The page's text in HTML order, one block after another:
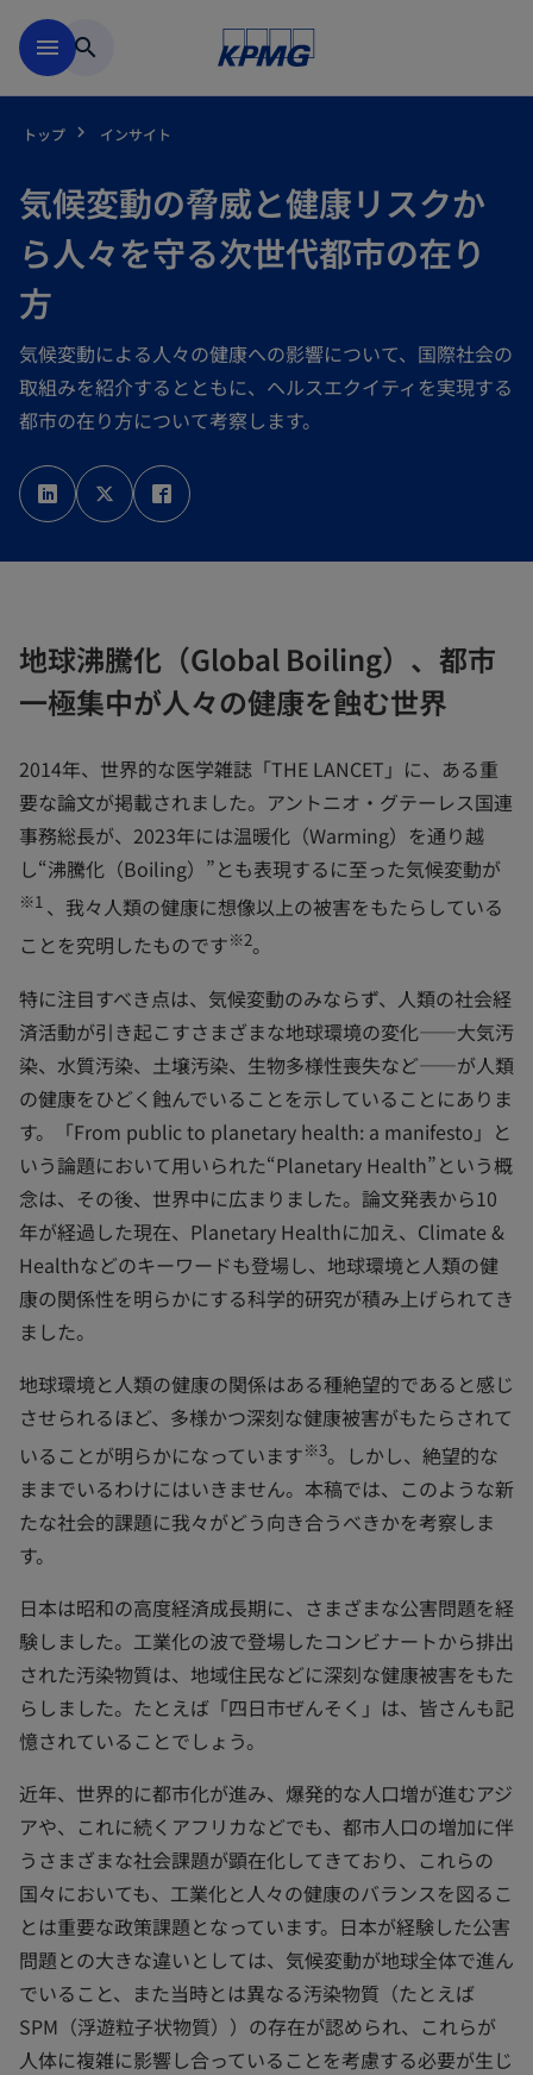
menu search
トップ インサイト
気候変動の脅威と健康リスクか
ら人々を守る次世代都市の在り
方
気候変動による人々の健康への影響について、国際社会の
取組みを紹介するとともに、ヘルスエクイティを実現する
都市の在り方について考察します。
新
し
い
タ
新
し
い
タ
し
い
地球沸騰化（Global Boiling）、都市
一極集中が人々の健康を蝕む世界
2014年、世界的な医学雑誌「THE LANCET」に、ある重
要な論文が掲載されました。アントニオ・グテーレス国連
事務総長が、2023年には温暖化（Warming）を通り越
し“沸騰化（Boiling）”とも表現するに至った気候変動が
※1 、我々人類の健康に想像以上の被害をもたらしている
ことを究明したものです※2。
特に注目すべき点は、気候変動のみならず、人類の社会経
済活動が引き起こすさまざまな地球環境の変化――大気汚
染、水質汚染、土壌汚染、生物多様性喪失など――が人類
の健康をひどく蝕んでいることを示していることにありま
す。「From public to planetary health: a manifesto」と
いう論題において用いられた“Planetary Health”という概
念は、その後、世界中に広まりました。論文発表から10
年が経過した現在、Planetary Healthに加え、Climate &
Healthなどのキーワードも登場し、地球環境と人類の健
康の関係性を明らかにする科学的研究が積み上げられてき
ました。
地球環境と人類の健康の関係はある種絶望的であると感じ
させられるほど、多様かつ深刻な健康被害がもたらされて
いることが明らかになっています※3。しかし、絶望的な
ままでいるわけにはいきません。本稿では、このような新
たな社会的課題に我々がどう向き合うべきかを考察しま
す。
日本は昭和の高度経済成長期に、さまざまな公害問題を経
験しました。工業化の波で登場したコンビナートから排出
された汚染物質は、地域住民などに深刻な健康被害をもた
らしました。たとえば「四日市ぜんそく」は、皆さんも記
憶されていることでしょう。
近年、世界的に都市化が進み、爆発的な人口増が進むアジ
アや、これに続くアフリカなどでも、都市人口の増加に伴
うさまざまな社会課題が顕在化してきており、これらの
国々においても、工業化と人々の健康のバランスを図るこ
とは重要な政策課題となっています。日本が経験した公害
問題との大きな違いとしては、気候変動が地球全体で進ん
でいること、また当時とは異なる汚染物質（たとえば
SPM（浮遊粒子状物質））の存在が認められ、これらが
人体に複雑に影響し合っていることを考慮する必要が生じ